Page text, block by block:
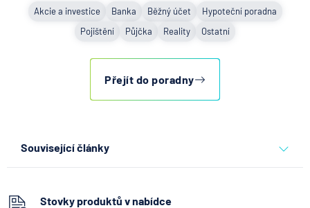
Akcie a investice Banka Běžný účet
Hypoteční poradna
Pojištění
Půjčka Reality Ostatní
Přejít do poradny
Související články
Stovky produktů v nabídce